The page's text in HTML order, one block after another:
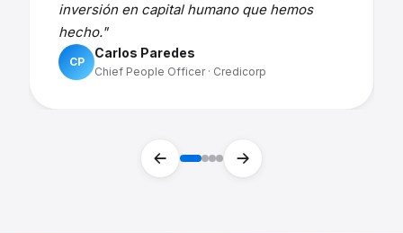
inversión en capital humano que hemos
hecho."
CP
Carlos Paredes
Chief People Officer · Credicorp